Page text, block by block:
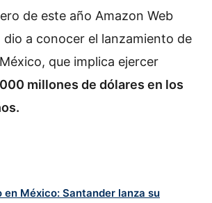
de este año Amazon Web
dio a conocer el lanzamiento de
que implica ejercer
millones de dólares en los
en México: Santander lanza su